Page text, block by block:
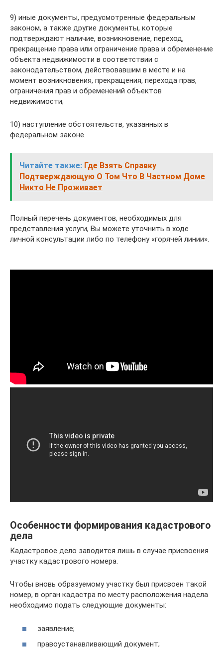
9) иные документы, предусмотренные федеральным
законом, а также другие документы, которые
подтверждают наличие, возникновение, переход,
прекращение права или ограничение права и обременение
объекта недвижимости в соответствии с
законодательством, действовавшим в месте и на
момент возникновения, прекращения, перехода прав,
ограничения прав и обременений объектов
недвижимости;
10) наступление обстоятельств, указанных в
федеральном законе.
Читайте также: Где Взять Справку
Подтверждающую О Том Что В Частном Доме
Никто Не Проживает
Полный перечень документов, необходимых для
представления услуги, Вы можете уточнить в ходе
личной консультации либо по телефону «горячей линии».
Особенности формирования кадастрового
дела
Кадастровое дело заводится лишь в случае присвоения
участку кадастрового номера.
Чтобы вновь образуемому участку был присвоен такой
номер, в орган кадастра по месту расположения надела
необходимо подать следующие документы:
заявление;
правоустанавливающий документ;